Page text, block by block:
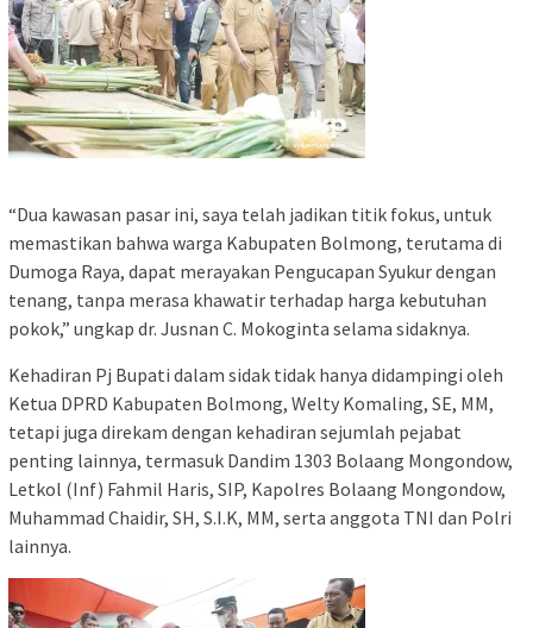
“Dua kawasan pasar ini, saya telah jadikan titik fokus, untuk
memastikan bahwa warga Kabupaten Bolmong, terutama di
Dumoga Raya, dapat merayakan Pengucapan Syukur dengan
tenang, tanpa merasa khawatir terhadap harga kebutuhan
pokok,” ungkap dr. Jusnan C. Mokoginta selama sidaknya.
Kehadiran Pj Bupati dalam sidak tidak hanya didampingi oleh
Ketua DPRD Kabupaten Bolmong, Welty Komaling, SE, MM,
tetapi juga direkam dengan kehadiran sejumlah pejabat
penting lainnya, termasuk Dandim 1303 Bolaang Mongondow,
Letkol (Inf) Fahmil Haris, SIP, Kapolres Bolaang Mongondow,
Muhammad Chaidir, SH, S.I.K, MM, serta anggota TNI dan Polri
lainnya.